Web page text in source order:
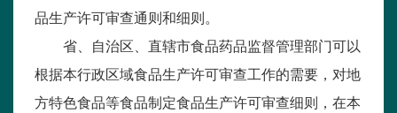
品生产许可审查通则和细则。
省、自治区、直辖市食品药品监督管理部门可以
根据本行政区域食品生产许可审查工作的需要，对地
方特色食品等食品制定食品生产许可审查细则，在本